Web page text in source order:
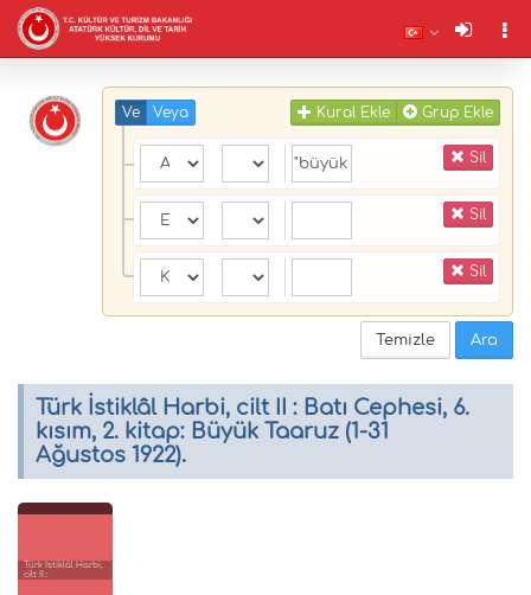
Kural Ekle Grup Ekle
Ve Veya
Sil
Sil
Sil
Temizle Ara
Türk İstiklâl Harbi, cilt II : Batı Cephesi, 6.
kısım, 2. kitap: Büyük Taaruz (1-31
Ağustos 1922).
Türk İstiklâl Harbi,
cilt II :